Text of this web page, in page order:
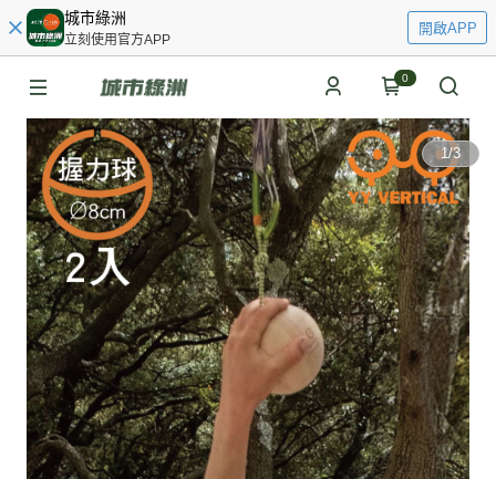
城市綠洲
立刻使用官方APP
開啟APP
0
1/3